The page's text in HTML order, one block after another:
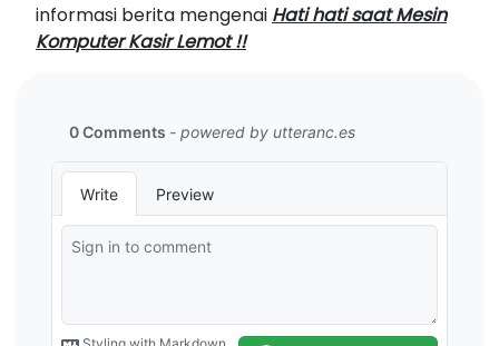
informasi berita mengenai Hati hati saat Mesin
Komputer Kasir Lemot !!